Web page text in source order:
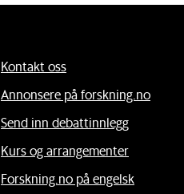
Kontakt oss
Annonsere på forskning.no
Send inn debattinnlegg
Kurs og arrangementer
Forskning.no på engelsk